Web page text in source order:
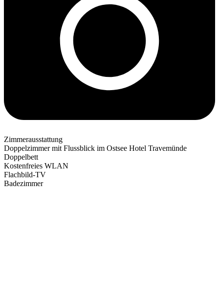
Zimmerausstattung
Doppelzimmer mit Flussblick im Ostsee Hotel Travemünde
Doppelbett
Kostenfreies WLAN
Flachbild-TV
Badezimmer